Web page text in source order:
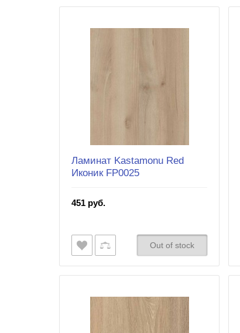
Ламинат Kastamonu Red
Иконик FP0025
451 руб.
Out of stock